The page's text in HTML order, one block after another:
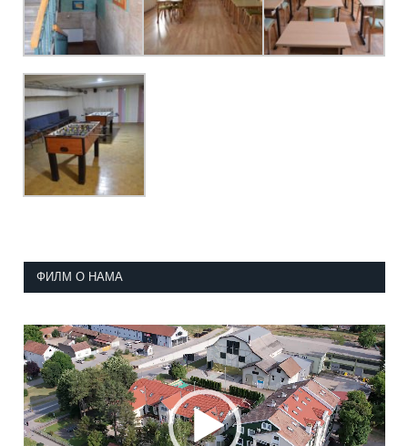
ФИЛМ О НАМА
Прегледач
видео
записа